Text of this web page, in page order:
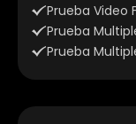
Prueba Video
Prueba
Prueba